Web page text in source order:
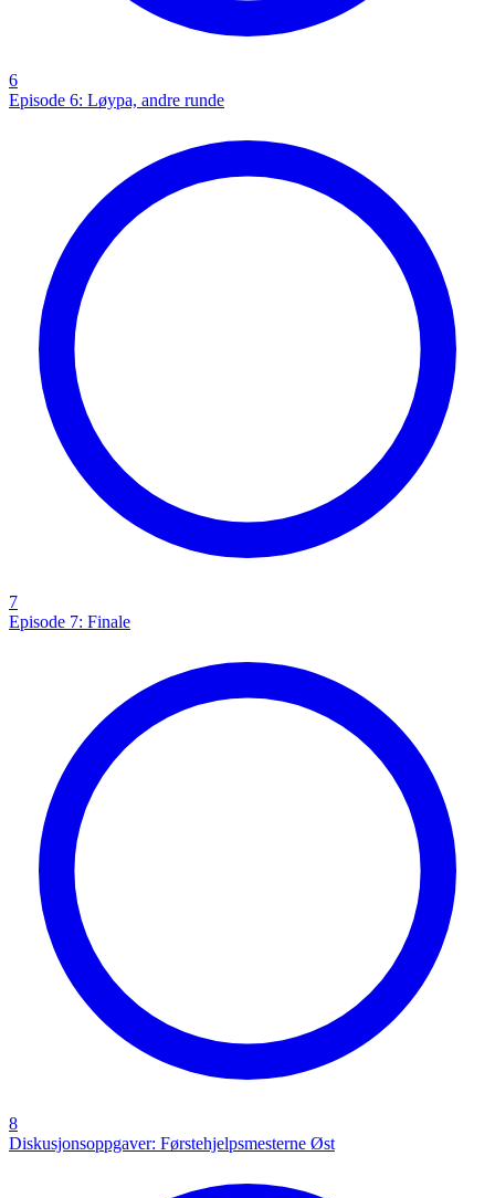
6
Episode 6: Løypa, andre runde
7
Episode 7: Finale
8
Diskusjonsoppgaver: Førstehjelpsmesterne Øst